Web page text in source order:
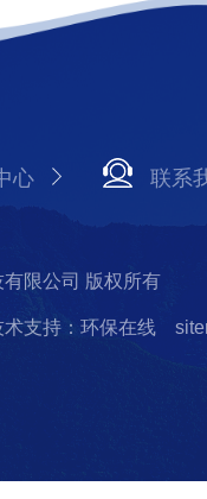
心 联系
限公司 版权所有
术支持：环保在线